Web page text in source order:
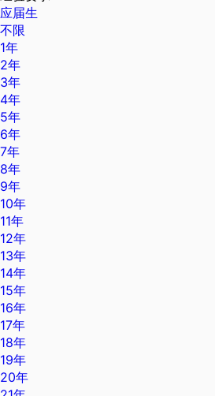
应届生
不限
1年
2年
3年
4年
5年
6年
7年
8年
9年
10年
11年
12年
13年
14年
15年
16年
17年
18年
19年
20年